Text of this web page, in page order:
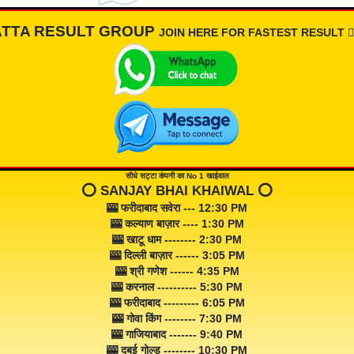
RESULT GROUP JOIN HERE FOR FASTEST RESULT
सीधे सट्टा कंपनी का No 1 खाईवाल
⭕️ SANJAY BHAI KHAIWAL ⭕️
🎰 फरीदाबाद सवेरा --- 12:30 PM
🎰 कल्याण बाज़ार ---- 1:30 PM
🎰 खाटू धाम -------- 2:30 PM
🎰 दिल्ली बाज़ार ------ 3:05 PM
🎰 श्री गणेश ------ 4:35 PM
🎰 करनाल ---------- 5:30 PM
🎰 फरीदाबाद --------- 6:05 PM
🎰 गोवा किंग -------- 7:30 PM
🎰 गाजियाबाद ------- 9:40 PM
🎰 दुबई गोल्ड -------- 10:30 PM